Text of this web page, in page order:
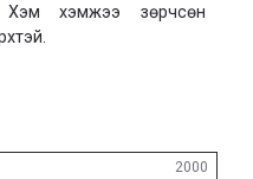
Хэм хэмжээ зөрчсөн
2000